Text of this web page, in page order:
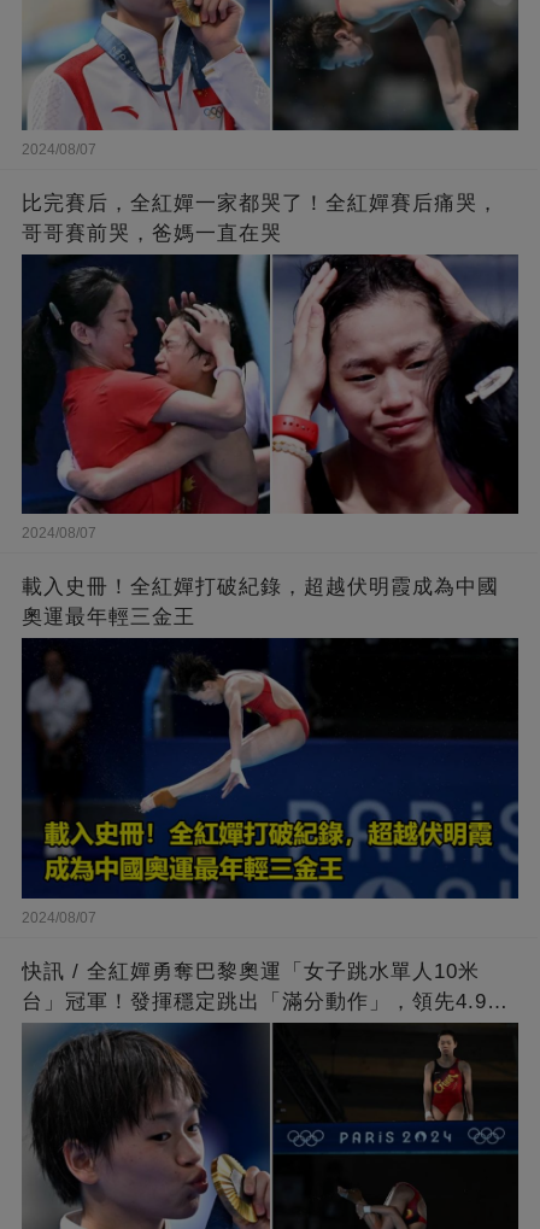
2024/08/07
比完賽后，全紅嬋一家都哭了！全紅嬋賽后痛哭，
哥哥賽前哭，爸媽一直在哭
2024/08/07
載入史冊！全紅嬋打破紀錄，超越伏明霞成為中國
奧運最年輕三金王
2024/08/07
快訊 / 全紅嬋勇奪巴黎奧運「女子跳水單人10米
台」冠軍！發揮穩定跳出「滿分動作」，領先4.9分
擊敗陳芋汐